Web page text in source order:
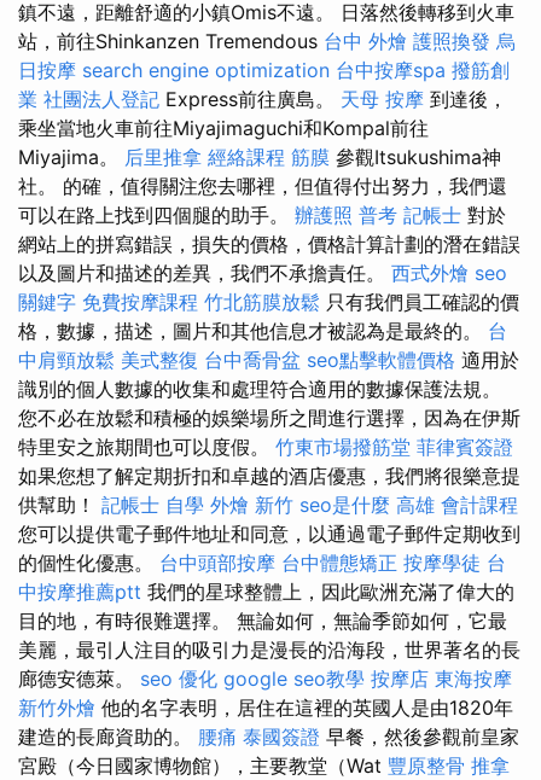
鎮不遠，距離舒適的小鎮Omis不遠。 日落然後轉移到火車
站，前往Shinkanzen Tremendous 台中 外燴 護照換發 烏
日按摩 search engine optimization 台中按摩spa 撥筋創
業 社團法人登記 Express前往廣島。 天母 按摩 到達後，
乘坐當地火車前往Miyajimaguchi和Kompal前往
Miyajima。 后里推拿 經絡課程 筋膜 參觀Itsukushima神
社。 的確，值得關注您去哪裡，但值得付出努力，我們還
可以在路上找到四個腿的助手。 辦護照 普考 記帳士 對於
網站上的拼寫錯誤，損失的價格，價格計算計劃的潛在錯誤
以及圖片和描述的差異，我們不承擔責任。 西式外燴 seo
關鍵字 免費按摩課程 竹北筋膜放鬆 只有我們員工確認的價
格，數據，描述，圖片和其他信息才被認為是最終的。 台
中肩頸放鬆 美式整復 台中喬骨盆 seo點擊軟體價格 適用於
識別的個人數據的收集和處理符合適用的數據保護法規。
您不必在放鬆和積極的娛樂場所之間進行選擇，因為在伊斯
特里安之旅期間也可以度假。 竹東市場撥筋堂 菲律賓簽證
如果您想了解定期折扣和卓越的酒店優惠，我們將很樂意提
供幫助！ 記帳士 自學 外燴 新竹 seo是什麼 高雄 會計課程
您可以提供電子郵件地址和同意，以通過電子郵件定期收到
的個性化優惠。 台中頭部按摩 台中體態矯正 按摩學徒 台
中按摩推薦ptt 我們的星球整體上，因此歐洲充滿了偉大的
目的地，有時很難選擇。 無論如何，無論季節如何，它最
美麗，最引人注目的吸引力是漫長的沿海段，世界著名的長
廊德安德萊。 seo 優化 google seo教學 按摩店 東海按摩
新竹外燴 他的名字表明，居住在這裡的英國人是由1820年
建造的長廊資助的。 腰痛 泰國簽證 早餐，然後參觀前皇家
宮殿（今日國家博物館），主要教堂（Wat 豐原整骨 推拿